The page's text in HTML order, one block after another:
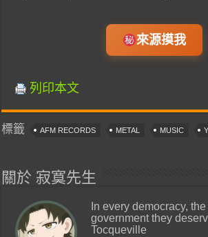
來源摸我
列印本文
標籤 AFM RECORDS METAL MUSIC
關於 寂寞先生
In every democracy,
government they
Tocqueville